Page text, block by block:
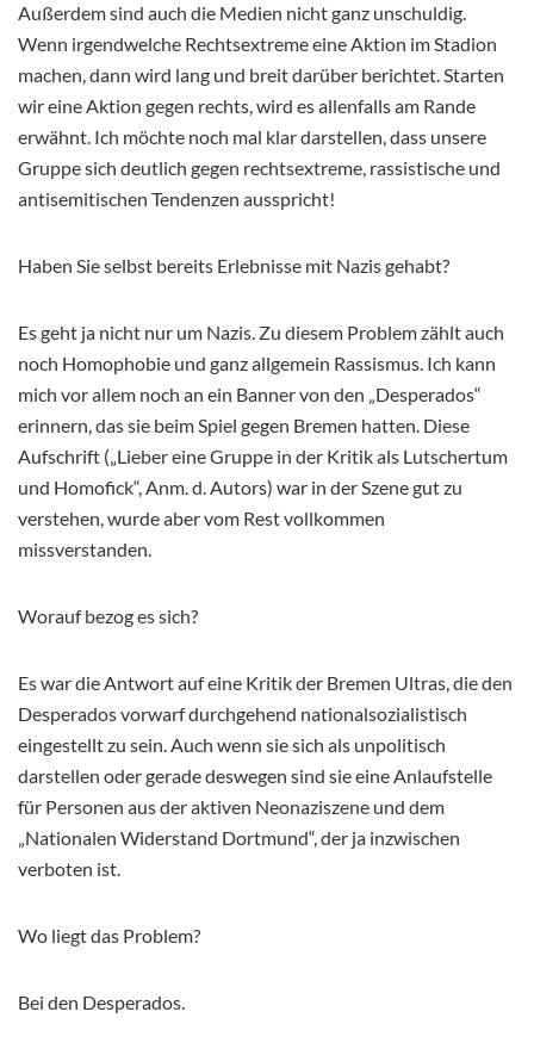
Außerdem sind auch die Medien nicht ganz unschuldig.
Wenn irgendwelche Rechtsextreme eine Aktion im Stadion
machen, dann wird lang und breit darüber berichtet. Starten
wir eine Aktion gegen rechts, wird es allenfalls am Rande
erwähnt. Ich möchte noch mal klar darstellen, dass unsere
Gruppe sich deutlich gegen rechtsextreme, rassistische und
antisemitischen Tendenzen ausspricht!
Haben Sie selbst bereits Erlebnisse mit Nazis gehabt?
Es geht ja nicht nur um Nazis. Zu diesem Problem zählt auch
noch Homophobie und ganz allgemein Rassismus. Ich kann
mich vor allem noch an ein Banner von den „Desperados“
erinnern, das sie beim Spiel gegen Bremen hatten. Diese
Aufschrift („Lieber eine Gruppe in der Kritik als Lutschertum
und Homofick“, Anm. d. Autors) war in der Szene gut zu
verstehen, wurde aber vom Rest vollkommen
missverstanden.
Worauf bezog es sich?
Es war die Antwort auf eine Kritik der Bremen Ultras, die den
Desperados vorwarf durchgehend nationalsozialistisch
eingestellt zu sein. Auch wenn sie sich als unpolitisch
darstellen oder gerade deswegen sind sie eine Anlaufstelle
für Personen aus der aktiven Neonaziszene und dem
„Nationalen Widerstand Dortmund“, der ja inzwischen
verboten ist.
Wo liegt das Problem?
Bei den Desperados.